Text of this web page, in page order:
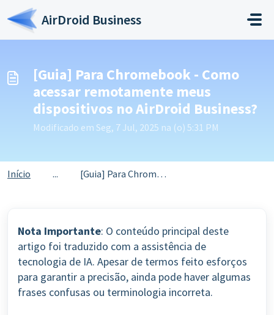
Ir para o conteúdo principal
AirDroid Business
[Guia] Para Chromebook - Como
acessar remotamente meus
dispositivos no AirDroid Business?
Modificado em Seg, 7 Jul, 2025 na (o) 5:31 PM
Início ... [Guia] Para Chromebook - Como acessar remotamente meus di...
Nota Importante: O conteúdo principal deste
artigo foi traduzido com a assistência de
tecnologia de IA. Apesar de termos feito esforços
para garantir a precisão, ainda pode haver algumas
frases confusas ou terminologia incorreta.